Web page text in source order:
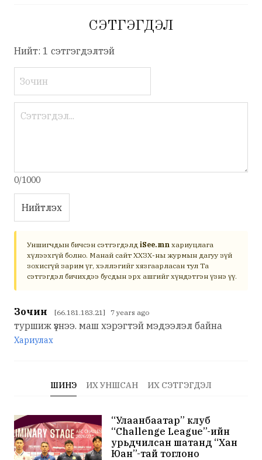
СЭТГЭГДЭЛ
Нийт: 1 сэтгэгдэлтэй
0/1000
Нийтлэх
Уншигчдын бичсэн сэтгэгдэлд iSee.mn хариуцлага
хүлээхгүй болно. Манай сайт ХХЗХ-ны журмын дагуу зүй
зохисгүй зарим үг, хэллэгийг хязгаарласан тул Та
сэтгэгдэл бичихдээ бусдын эрх ашгийг хүндэтгэн үзнэ үү.
Зочин [66.181.183.21] 7 years ago
туршиж үзнээ. маш хэрэгтэй мэдээлэл байна
Хариулах
ШИНЭ ИХ УНШСАН ИХ СЭТГЭГДЭЛ
“Улаанбаатар” клуб
“Challenge League”-ийн
урьдчилсан шатанд “Хан
Юан”-тай тоглоно